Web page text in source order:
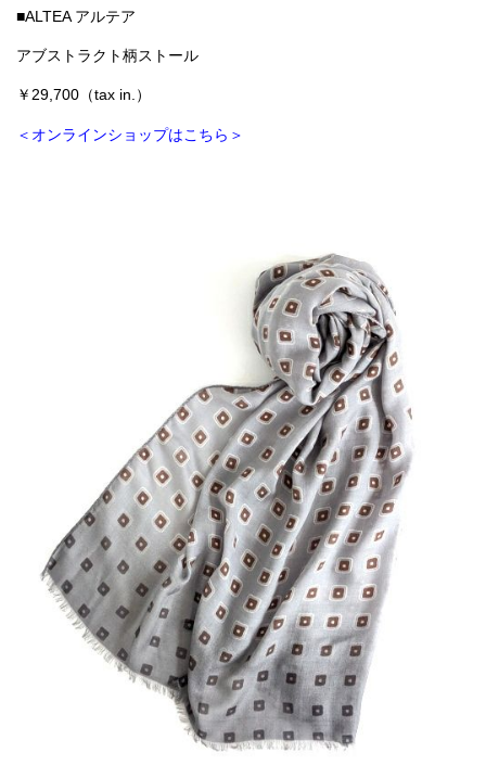
■ALTEA アルテア
アブストラクト柄ストール
￥29,700（tax in.）
＜オンラインショップはこちら＞